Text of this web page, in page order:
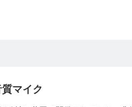
マイク